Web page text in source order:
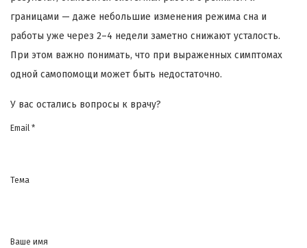
границами — даже небольшие изменения режима сна и
работы уже через 2–4 недели заметно снижают усталость.
При этом важно понимать, что при выраженных симптомах
одной самопомощи может быть недостаточно.
У вас остались вопросы к врачу?
Email *
Тема
Ваше имя